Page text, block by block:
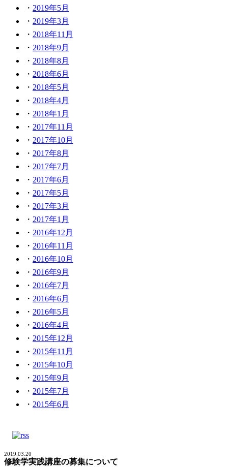
2019年5月
2019年3月
2018年11月
2018年9月
2018年8月
2018年6月
2018年5月
2018年4月
2018年1月
2017年11月
2017年10月
2017年8月
2017年7月
2017年6月
2017年5月
2017年3月
2017年1月
2016年12月
2016年11月
2016年10月
2016年9月
2016年7月
2016年6月
2016年5月
2016年4月
2015年12月
2015年11月
2015年10月
2015年9月
2015年7月
2015年6月
2019.03.20
修験学実践講座の募集について